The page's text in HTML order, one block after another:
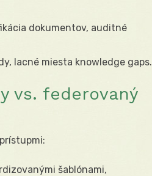
dokumentov, auditné
lacné miesta knowledge gaps.
vs. federovaný
šablónami,